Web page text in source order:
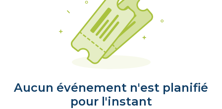
Aucun événement n'est planifié
pour l'instant